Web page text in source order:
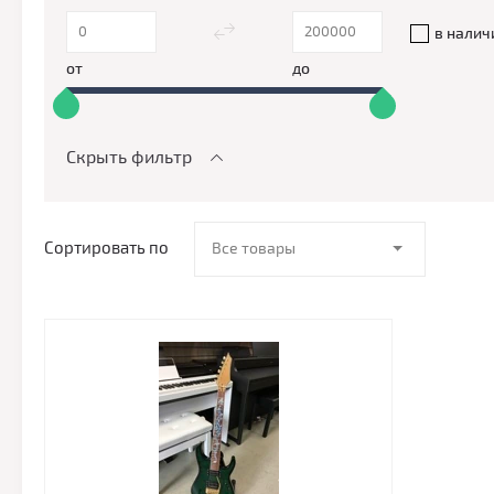
от до
в
Скрыть фильтр
Сортировать по Все товары